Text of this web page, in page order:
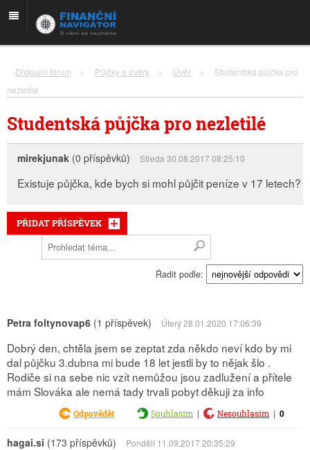
Diskusní fórum > Půjčky a úvěry > Úvěr >
Studentská půjčka pro
nezletilé
Studentská půjčka pro nezletilé
mirekjunak (0 příspěvků) Středa 30.08.2017 08:25:10
Existuje půjčka, kde bych si mohl půjčit peníze v 17 letech?
PŘIDAT PŘÍSPĚVEK
Řadit podle:
Petra foltynovap6 (1 příspěvek) Úterý 28.01.2020 17:06:39
Dobrý den, chtěla jsem se zeptat zda někdo neví kdo by mi
dal půjčku 3.dubna mi bude 18 let jestli by to nějak šlo .
Rodiče si na sebe nic vzít nemůžou jsou zadlužení a přítele
mám Slováka ale nemá tady trvali pobyt děkuji za info
Odpovědět Souhlasím | Nesouhlasím | 0
hagai.si (173 příspěvků) Pondělí 11.09.2017 20:35:29